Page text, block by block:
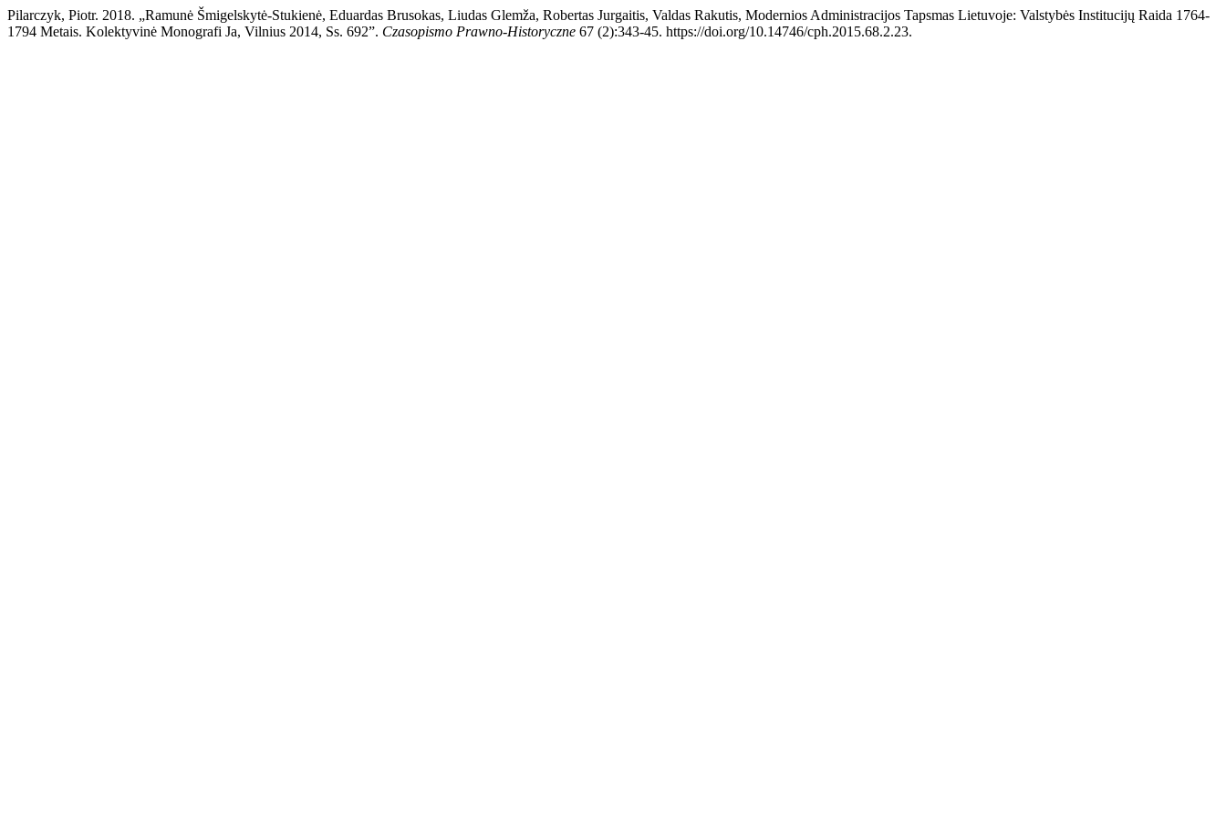
Pilarczyk, Piotr. 2018. „Ramunė Šmigelskytė-Stukienė, Eduardas Brusokas, Liudas Glemža, Robertas Jurgaitis, Valdas Rakutis, Modernios Administracijos Tapsmas Lietuvoje: Valstybės Institucijų Raida 1764-
1794 Metais. Kolektyvinė Monografi Ja, Vilnius 2014, Ss. 692”. Czasopismo Prawno-Historyczne 67 (2):343-45. https://doi.org/10.14746/cph.2015.68.2.23.